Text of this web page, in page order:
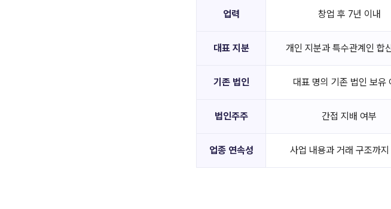
업력 창업 후 7년 이내
대표 지분 개인 지분과 특수관계인 합
기존 법인 대표 명의 기존 법인 보유
법인주주 간접 지배 여부
업종 연속성 사업 내용과 거래 구조까지